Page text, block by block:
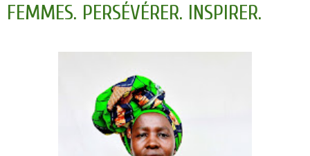
FEMMES. PERSÉVÉRER. INSPIRER.